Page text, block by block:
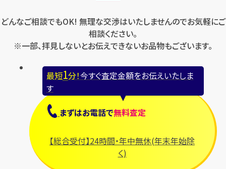
どんなご相談でもOK! 無理な交渉はいたしませんのでお気軽にご
相談ください。
※一部、拝見しないとお伝えできないお品物もございます。
最短1分！今すぐ査定金額をお伝えいたしま
す
まずはお電話で無料査定
【総合受付】24時間・年中無休(年末年始除
く)